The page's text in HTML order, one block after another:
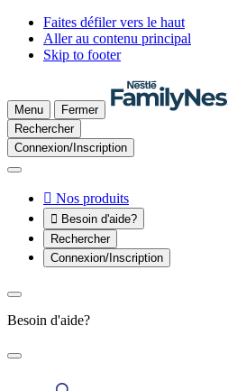
Faites défiler vers le haut
Aller au contenu principal
Skip to footer
Menu
Fermer
Rechercher
Connexion/Inscription
 Nos produits
 Besoin d'aide?
Rechercher
Connexion/Inscription
Besoin d'aide?